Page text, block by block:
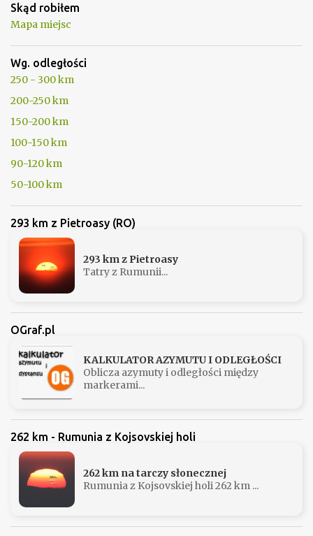
t
a
r
z
Skąd robiłem
Mapa miejsc
Wg. odległości
250 - 300 km
200-250 km
150-200 km
100-150 km
90-120 km
50-100 km
293 km z Pietroasy (RO)
293 km z Pietroasy
Tatry z Rumunii...
OGraf.pl
KALKULATOR AZYMUTU I ODLEGŁOŚCI
Oblicza azymuty i odległości między
markerami...
262 km - Rumunia z Kojsovskiej holi
262 km na tarczy słonecznej
Rumunia z Kojsovskiej holi 262 km ...